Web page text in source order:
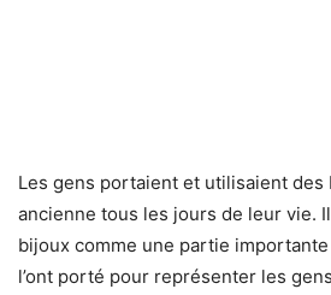
Les gens portaient et utilisaient des
ancienne tous les jours de leur vie.
bijoux comme une partie
l’ont porté pour représenter les